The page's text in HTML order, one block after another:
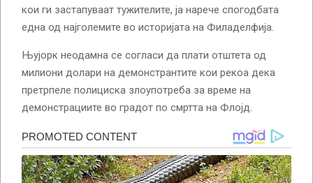
кои ги застапуваат тужителите, ја нарече спогодбата
една од најголемите во историјата на Филаделфија.
Њујорк неодамна се согласи да плати отштета од
милиони долари на демонстрантите кои рекоа дека
претрпеле полициска злоупотреба за време на
демонстрациите во градот по смртта на Флојд.